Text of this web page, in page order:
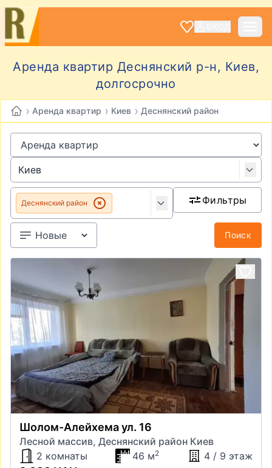
Аренда квартир Деснянский р-н, Киев,
долгосрочно
› Аренда квартир › Киев › Деснянский район
Деснянский район Фильтры
Поиск
Шолом-Алейхема ул. 16
Лесной массив, Деснянский район Киев
2 комнаты
46 м2 4 / 9 этаж